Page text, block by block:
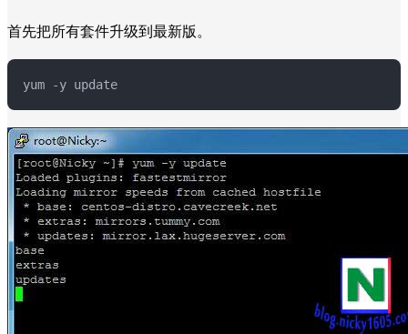
首先把所有套件升级到最新版。
yum -y update